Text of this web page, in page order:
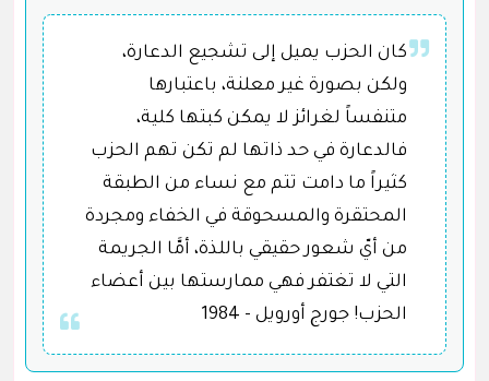
كان الحزب يميل إلى تشجيع الدعارة،
ولكن بصورة غير معلنة، باعتبارها
متنفساً لغرائز لا يمكن كبتها كلية،
فالدعارة في حد ذاتها لم تكن تهم الحزب
كثيراً ما دامت تتم مع نساء من الطبقة
المحتقرة والمسحوقة في الخفاء ومجردة
من أيّ شعور حقيقي باللذة، أمَّا الجريمة
التي لا تغتفر فهي ممارستها بين أعضاء
الحزب! جورج أورويل - 1984